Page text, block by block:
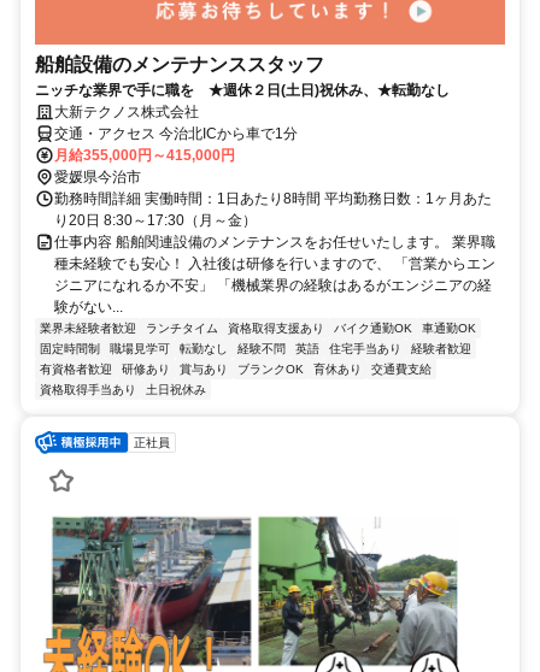
船舶設備のメンテナンススタッフ
ニッチな業界で手に職を ★週休２日(土日)祝休み、★転勤なし
大新テクノス株式会社
交通・アクセス 今治北ICから車で1分
月給355,000円～415,000円
愛媛県今治市
勤務時間詳細 実働時間：1日あたり8時間 平均勤務日数：1ヶ月あた
り20日 8:30～17:30（月～金）
仕事内容 船舶関連設備のメンテナンスをお任せいたします。 業界職
種未経験でも安心！ 入社後は研修を行いますので、 「営業からエン
ジニアになれるか不安」 「機械業界の経験はあるがエンジニアの経
験がない...
業界未経験者歓迎 ランチタイム 資格取得支援あり バイク通勤OK
車通勤OK
固定時間制
職場見学可 転勤なし 経験不問 英語 住宅手当あり
経験者歓迎
有資格者歓迎
研修あり 賞与あり ブランクOK 育休あり
交通費支給
資格取得手当あり
土日祝休み
正社員